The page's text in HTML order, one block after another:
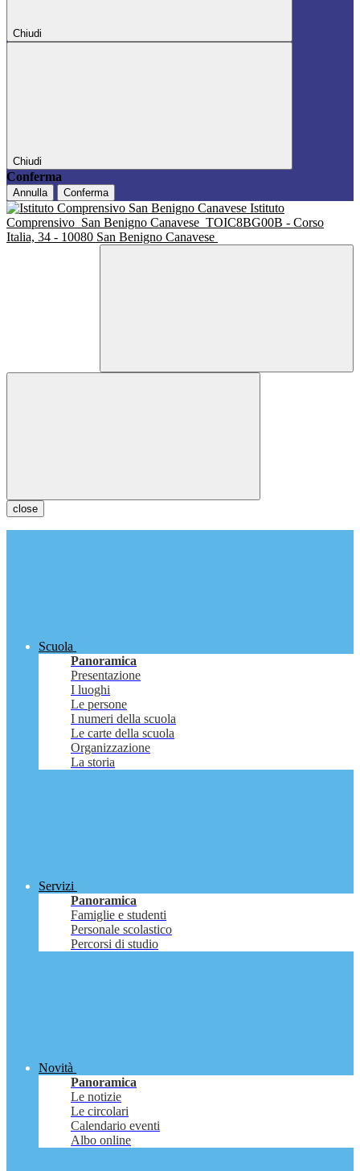
Chiudi
Chiudi
Conferma
Annulla Conferma
Istituto
Comprensivo San Benigno Canavese TOIC8BG00B - Corso
Italia, 34 - 10080 San Benigno Canavese
close
Scuola
Panoramica
Presentazione
I luoghi
Le persone
I numeri della scuola
Le carte della scuola
Organizzazione
La storia
Servizi
Panoramica
Famiglie e studenti
Personale scolastico
Percorsi di studio
Novità
Panoramica
Le notizie
Le circolari
Calendario eventi
Albo online